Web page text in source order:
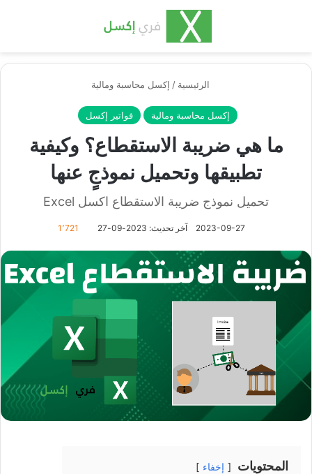
الرئيسية / إكسل محاسبة ومالية
إكسل محاسبة ومالية فواتير إكسل
ما هي ضريبة الاستقطاع؟ وكيفية
تطبيقها وتحميل نموذجٍ عنها
تحميل نموذج ضريبة الاستقطاع اكسل Excel
2023-09-27 آخر تحديث: 2023-09-27 1٬721
المحتويات إخفاء